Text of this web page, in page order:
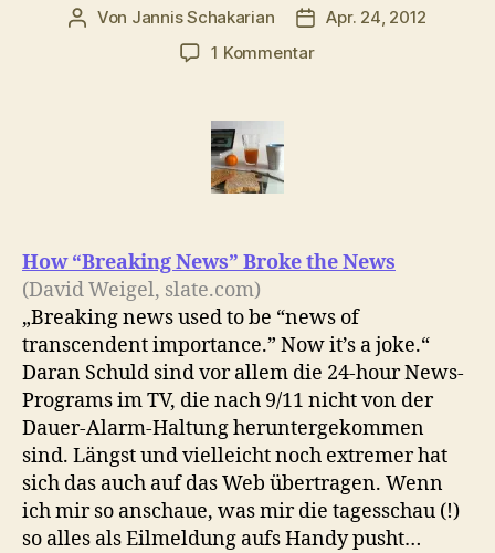
Beitragsautor
Von Jannis Schakarian
Apr. 24, 2012
1 Kommentarzu
How “Breaking News” Broke the News
(David Weigel, slate.com)
„Breaking news used to be “news of
transcendent importance.” Now it’s a joke.“
Daran Schuld sind vor allem die 24-hour News-
Programs im TV, die nach 9/11 nicht von der
Dauer-Alarm-Haltung heruntergekommen
sind. Längst und vielleicht noch extremer hat
sich das auch auf das Web übertragen. Wenn
ich mir so anschaue, was mir die tagesschau (!)
so alles als Eilmeldung aufs Handy pusht…